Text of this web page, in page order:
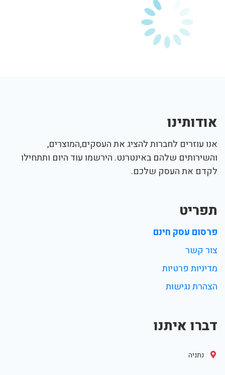
אודותינו
אנו עוזרים לחברות להציג את העסקים,המוצרים,
והשירותים שלהם באינטרנט. הירשמו עוד היום ותתחילו
לקדם את העסק שלכם.
תפריט
פרסום עסק חינם
צור קשר
מדיניות פרטיות
הצהרת נגישות
דברו איתנו
נתניה